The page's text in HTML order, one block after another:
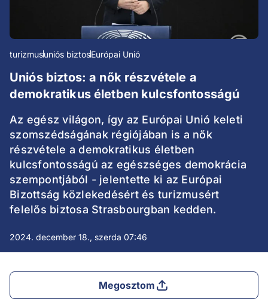
turizmusuniós biztosEurópai Unió
Uniós biztos: a nők részvétele a
demokratikus életben kulcsfontosságú
Az egész világon, így az Európai Unió keleti
szomszédságának régiójában is a nők
részvétele a demokratikus életben
kulcsfontosságú az egészséges demokrácia
szempontjából - jelentette ki az Európai
Bizottság közlekedésért és turizmusért
felelős biztosa Strasbourgban kedden.
2024. december 18., szerda 07:46
Megosztom